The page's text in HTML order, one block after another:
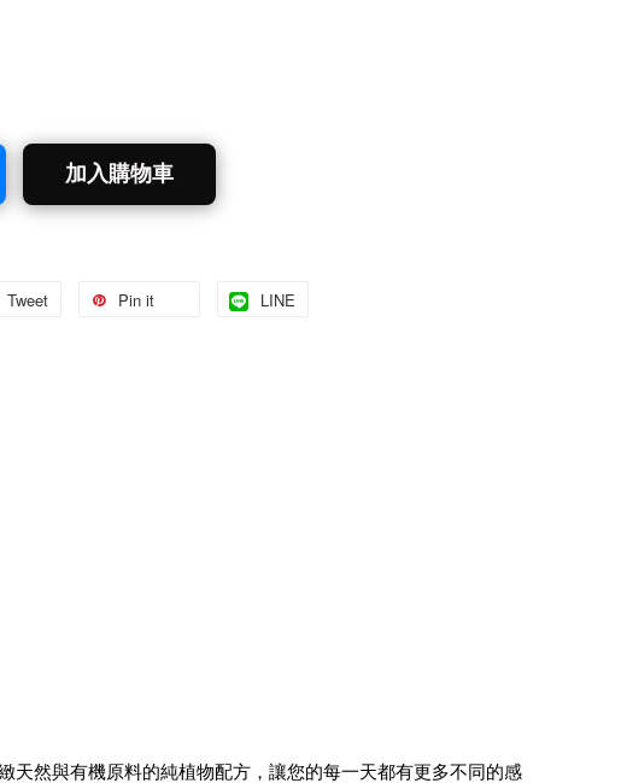
加入購物車
Tweet Pin it LINE
天然與有機原料的純植物配方，讓您的每一天都有更多不同的感